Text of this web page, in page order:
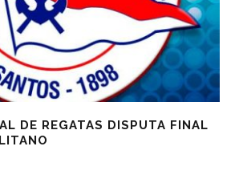
DE REGATAS DISPUTA FINAL